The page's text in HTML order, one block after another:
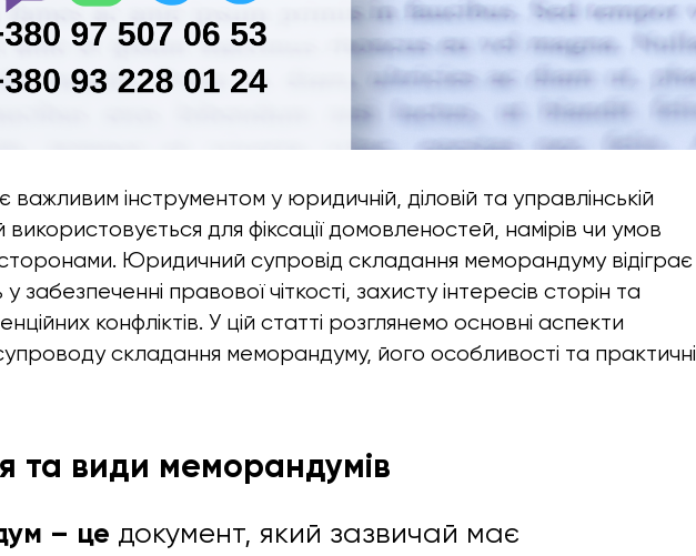
інструментом у юридичній, діловій та управлінській
використовується для фіксації домовленостей, намірів чи умов
сторонами. Юридичний супровід складання меморандуму відіграє
забезпеченні правової чіткості, захисту інтересів сторін та
конфліктів. У цій статті розглянемо основні аспекти
складання меморандуму, його особливості та практичні
та види меморандумів
– це документ, який зазвичай має